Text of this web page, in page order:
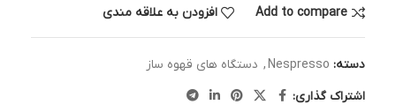
Add to compare افزودن به علاقه مندی
دسته: Nespresso
, دستگاه های قهوه ساز
اشتراک گذاری: